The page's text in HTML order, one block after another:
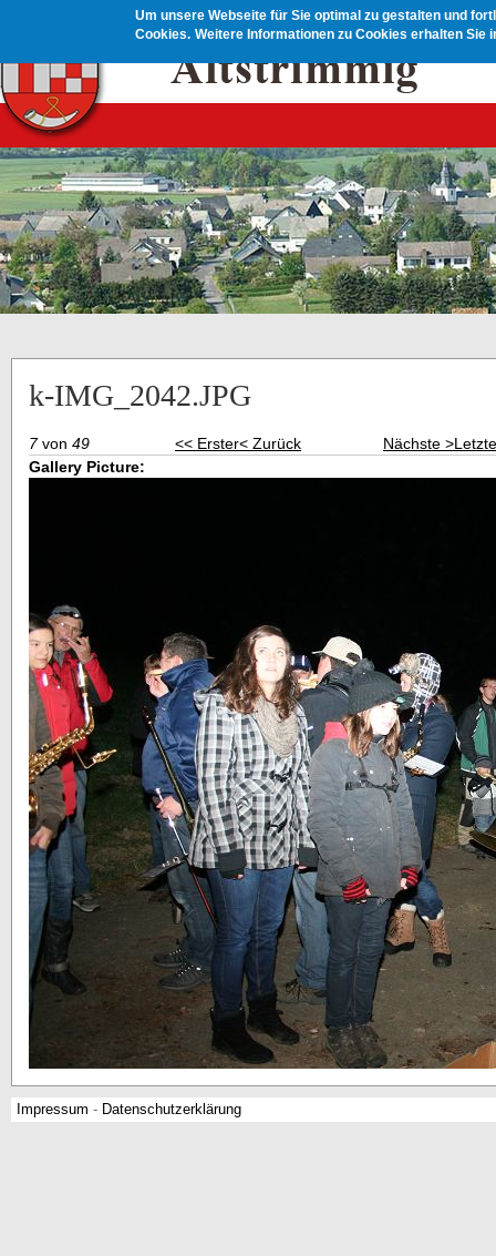
Um unsere Webseite für Sie optimal zu gestalten und
Cookies. Weitere Informationen zu Cookies erhalten Sie
k-IMG_2042.JPG
7von 49 << Erster< Zurück Nächste >
Gallery Picture:
Impressum - Datenschutzerklärung